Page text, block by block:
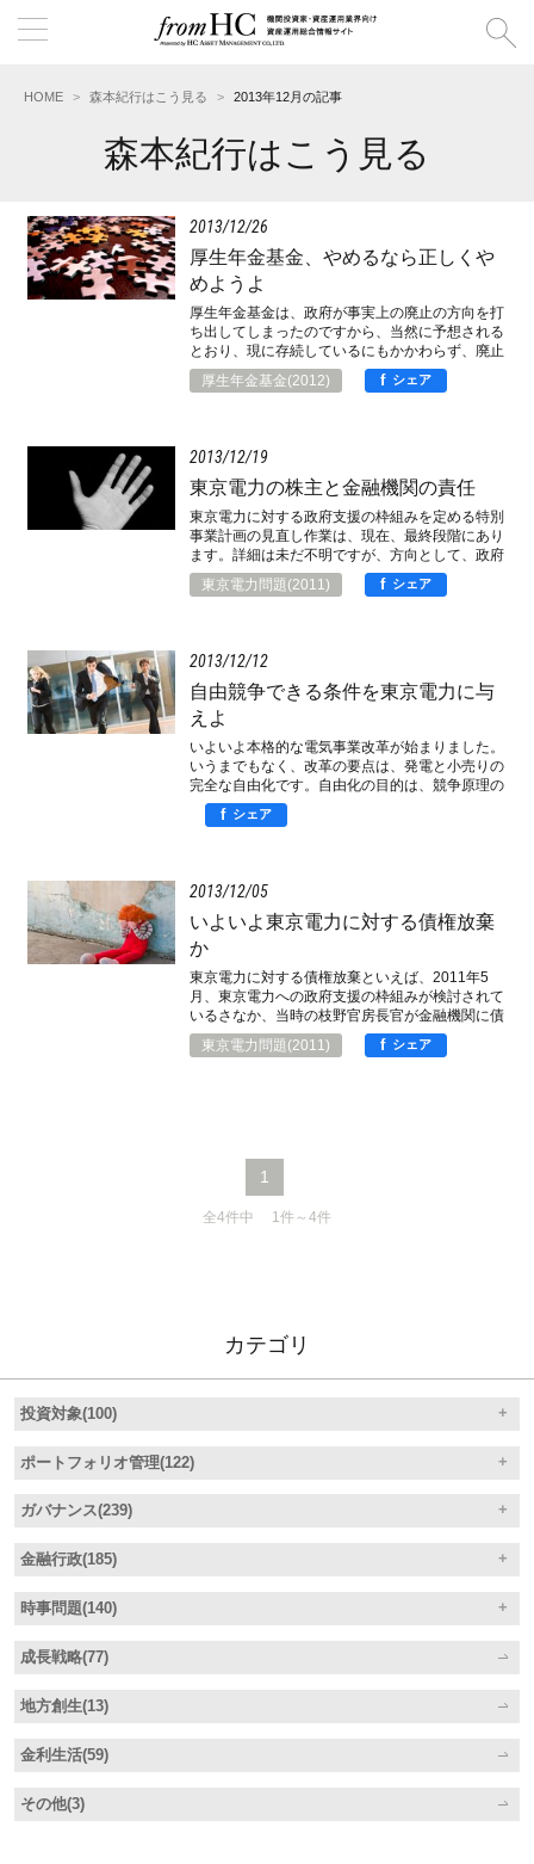
HOME 森本紀行はこう見る 2013年12月の記事
森本紀行はこう見る
2013 12 26
厚生年金基金、やめるなら正しくや
めようよ
厚生年金基金は、政府が事実上の廃止の方向を打
ち出してしまったのですから、当然に予想される
とおり、現に存続しているにもかかわらず、廃止
を前提とした動きを抑えることができず、大きな
混乱に直面しています。仮に基金をやめるにして
厚生年金基金(2012) f シェア
2013 12 19
東京電力の株主と金融機関の責任
東京電力に対する政府支援の枠組みを定める特別
事業計画の見直し作業は、現在、最終段階にあり
ます。詳細は未だ不明ですが、方向として、政府
が前面に出る、即ち政府の責任が明確になること
は間違いありません。金融機関の責任はどうなる
東京電力問題(2011) f シェア
2013 12 12
自由競争できる条件を東京電力に与
えよ
いよいよ本格的な電気事業改革が始まりました。
いうまでもなく、改革の要点は、発電と小売りの
完全な自由化です。自由化の目的は、競争原理の
導入でしょうが、さて、現在の東京電力は、その
ような自由な競争に耐え得るのでしょうか。
f シェア
2013 12 05
いよいよ東京電力に対する債権放棄
か
東京電力に対する債権放棄といえば、2011年5
月、東京電力への政府支援の枠組みが検討されて
いるさなか、当時の枝野官房長官が金融機関に債
権放棄を求める趣旨の発言をして、大いに物議を
醸したことが思い出されます。まさか、今さら、
東京電力問題(2011) f シェア
1
全4件中 1件～4件
カテゴリ
投資対象(100)
ポートフォリオ管理(122)
ガバナンス(239)
金融行政(185)
時事問題(140)
成長戦略(77)
地方創生(13)
金利生活(59)
その他(3)